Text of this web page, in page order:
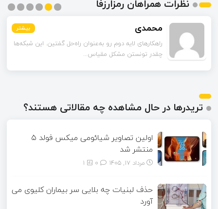
نظرات همراهان رمزارزفا
بیشتر محمدی بیشتر
راهکارهای لایه دوم رو به‌عنوان راه‌حل گفتین. این شبکه‌ها
چقدر تونستن مشکل مقیاس‌...
بیشتر
بیشتر
بیشتر
بیشتر
تریدرها در حال مشاهده چه مقالاتی هستند؟
اولین تصاویر شیائومی میکس فولد ۵
منتشر شد
مرداد ۱۷, ۱۴۰۵ 1
حذف لبنیات چه بلایی سر بیماران کلیوی می
آورد